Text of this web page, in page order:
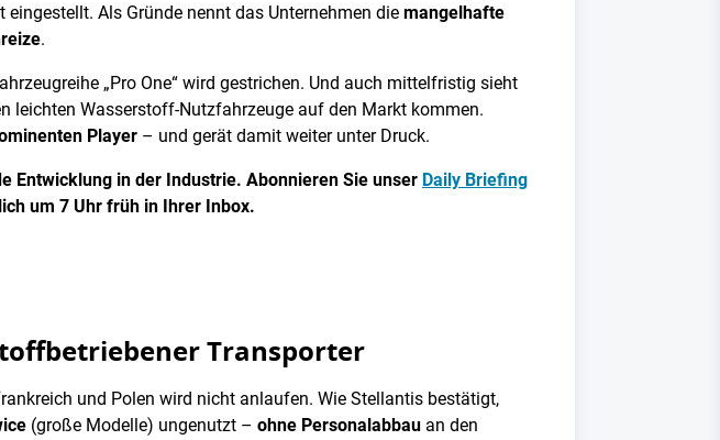
eingestellt. Als Gründe nennt das Unternehmen die mangelhafte
.
„Pro One“ wird gestrichen. Und auch mittelfristig sieht
leichten Wasserstoff-Nutzfahrzeuge auf den Markt kommen.
Player – und gerät damit weiter unter Druck.
Entwicklung in der Industrie. Abonnieren Sie unser Daily Briefing
um 7 Uhr früh in Ihrer Inbox.
Transporter
und Polen wird nicht anlaufen. Wie Stellantis bestätigt,
(große Modelle) ungenutzt – ohne Personalabbau an den